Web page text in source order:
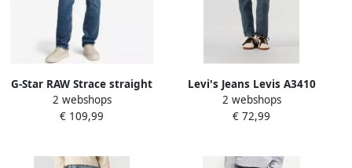
G-Star RAW Strace straight
fit jeans antique faded
orinoco blue
2 webshops
€ 109,99
Levi's Jeans Levis A3410
0026 726 HR FLARE-BLUE
WAVE MID
2 webshops
€ 72,99